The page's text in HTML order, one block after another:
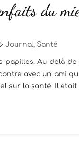
du
Journal, Santé
papilles. Au-delà
avec un ami
sur la santé. Il était